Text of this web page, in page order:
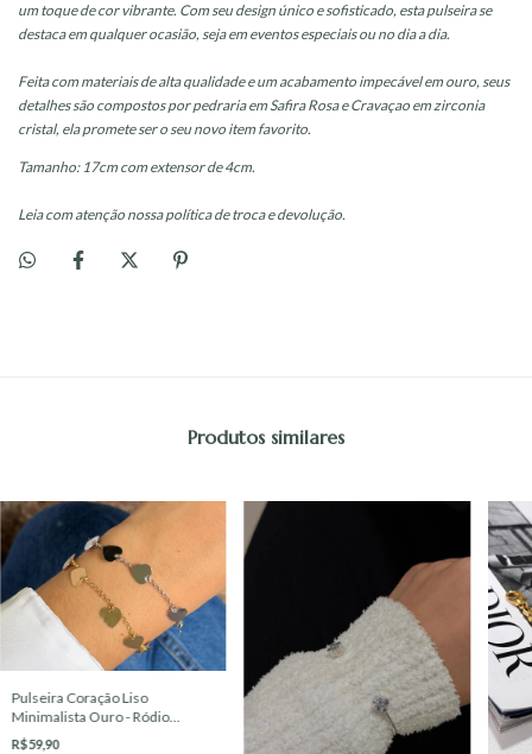
um toque de cor vibrante. Com seu design único e sofisticado, esta pulseira se
destaca em qualquer ocasião, seja em eventos especiais ou no dia a dia.
Feita com materiais de alta qualidade e um acabamento impecável em ouro, seus
detalhes são compostos por pedraria em Safira Rosa e Cravaçao em zirconia
cristal, ela promete ser o seu novo item favorito.
Tamanho: 17cm com extensor de 4cm.
Leia com atenção nossa política de troca e devolução.
Produtos similares
Pulseira Coração Liso
Minimalista Ouro - Ródio
Branco
R$59,90